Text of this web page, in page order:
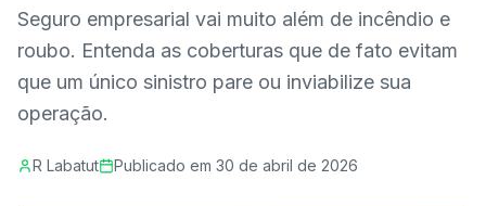
Seguro empresarial vai muito além de incêndio e
roubo. Entenda as coberturas que de fato evitam
que um único sinistro pare ou inviabilize sua
operação.
R Labatut Publicado em 30 de abril de 2026